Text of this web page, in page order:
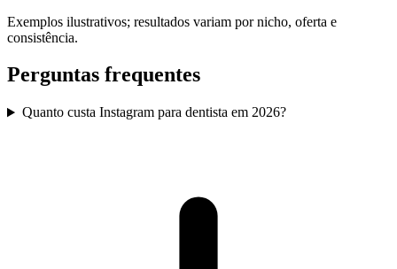
Exemplos ilustrativos; resultados variam por nicho, oferta e
consistência.
Perguntas frequentes
Quanto custa Instagram para dentista em 2026?